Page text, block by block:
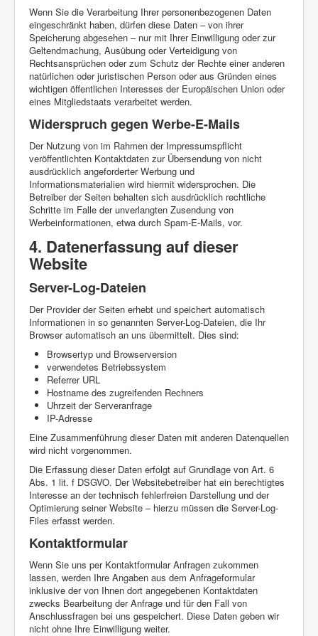
Wenn Sie die Verarbeitung Ihrer personenbezogenen Daten
eingeschränkt haben, dürfen diese Daten – von ihrer
Speicherung abgesehen – nur mit Ihrer Einwilligung oder zur
Geltendmachung, Ausübung oder Verteidigung von
Rechtsansprüchen oder zum Schutz der Rechte einer anderen
natürlichen oder juristischen Person oder aus Gründen eines
wichtigen öffentlichen Interesses der Europäischen Union oder
eines Mitgliedstaats verarbeitet werden.
Widerspruch gegen Werbe-E-Mails
Der Nutzung von im Rahmen der Impressumspflicht
veröffentlichten Kontaktdaten zur Übersendung von nicht
ausdrücklich angeforderter Werbung und
Informationsmaterialien wird hiermit widersprochen. Die
Betreiber der Seiten behalten sich ausdrücklich rechtliche
Schritte im Falle der unverlangten Zusendung von
Werbeinformationen, etwa durch Spam-E-Mails, vor.
4. Datenerfassung auf dieser
Website
Server-Log-Dateien
Der Provider der Seiten erhebt und speichert automatisch
Informationen in so genannten Server-Log-Dateien, die Ihr
Browser automatisch an uns übermittelt. Dies sind:
Browsertyp und Browserversion
verwendetes Betriebssystem
Referrer URL
Hostname des zugreifenden Rechners
Uhrzeit der Serveranfrage
IP-Adresse
Eine Zusammenführung dieser Daten mit anderen Datenquellen
wird nicht vorgenommen.
Die Erfassung dieser Daten erfolgt auf Grundlage von Art. 6
Abs. 1 lit. f DSGVO. Der Websitebetreiber hat ein berechtigtes
Interesse an der technisch fehlerfreien Darstellung und der
Optimierung seiner Website – hierzu müssen die Server-Log-
Files erfasst werden.
Kontaktformular
Wenn Sie uns per Kontaktformular Anfragen zukommen
lassen, werden Ihre Angaben aus dem Anfrageformular
inklusive der von Ihnen dort angegebenen Kontaktdaten
zwecks Bearbeitung der Anfrage und für den Fall von
Anschlussfragen bei uns gespeichert. Diese Daten geben wir
nicht ohne Ihre Einwilligung weiter.